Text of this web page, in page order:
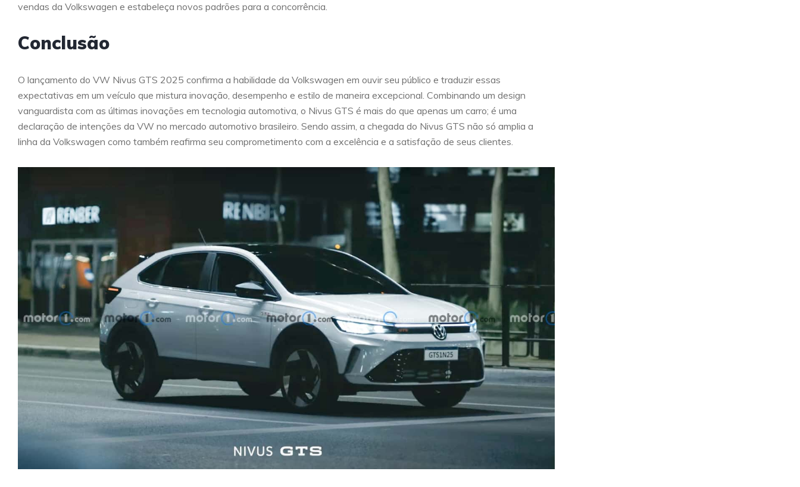
vendas da Volkswagen e estabeleça novos padrões para a concorrência.
Conclusão
O lançamento do VW Nivus GTS 2025 confirma a habilidade da Volkswagen em ouvir seu público e traduzir essas
expectativas em um veículo que mistura inovação, desempenho e estilo de maneira excepcional. Combinando um design
vanguardista com as últimas inovações em tecnologia automotiva, o Nivus GTS é mais do que apenas um carro; é uma
declaração de intenções da VW no mercado automotivo brasileiro. Sendo assim, a chegada do Nivus GTS não só amplia a
linha da Volkswagen como também reafirma seu comprometimento com a excelência e a satisfação de seus clientes.